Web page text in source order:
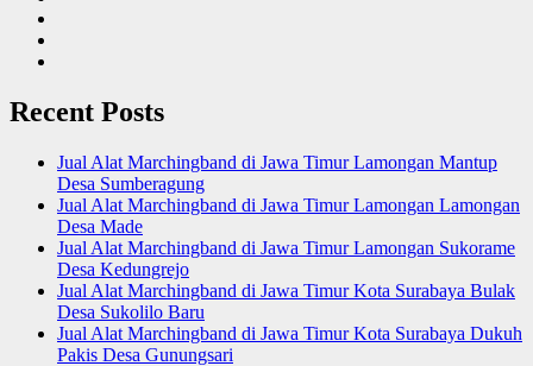
Recent Posts
Jual Alat Marchingband di Jawa Timur Lamongan Mantup
Desa Sumberagung
Jual Alat Marchingband di Jawa Timur Lamongan Lamongan
Desa Made
Jual Alat Marchingband di Jawa Timur Lamongan Sukorame
Desa Kedungrejo
Jual Alat Marchingband di Jawa Timur Kota Surabaya Bulak
Desa Sukolilo Baru
Jual Alat Marchingband di Jawa Timur Kota Surabaya Dukuh
Pakis Desa Gunungsari